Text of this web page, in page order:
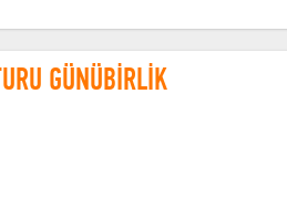
GÜNÜBİRLİK